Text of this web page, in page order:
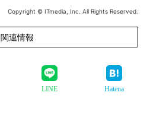
Copyright © ITmedia, Inc. All Rights Reserved.
関連情報
LINE Hatena